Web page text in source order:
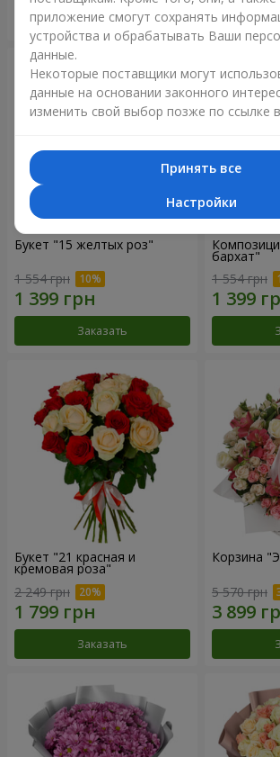
Заказать
Букет "15 желтых роз"
1 554 грн
Заказать
бархат"
1 554 грн
Букет "21 красная и
кремовая роза"
2 249 грн
Заказать
Корзина
5 570 грн
приложение смогут сохранять
устройства и обрабатывать Ваши
данные.
Некоторые поставщики могут
данные на основании законного
изменить свой выбор позже по ссылке
Принять все
Настройки